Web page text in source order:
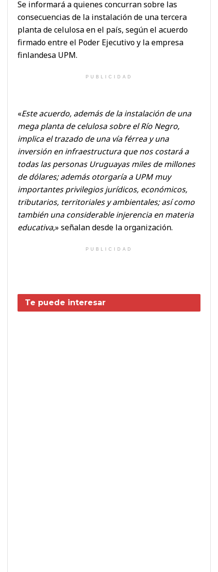
Se informará a quienes concurran sobre las
consecuencias de la instalación de una tercera
planta de celulosa en el país, según el acuerdo
firmado entre el Poder Ejecutivo y la empresa
finlandesa UPM.
PUBLICIDAD
«Este acuerdo, además de la instalación de una
mega planta de celulosa sobre el Río Negro,
implica el trazado de una vía férrea y una
inversión en infraestructura que nos costará a
todas las personas Uruguayas miles de millones
de dólares; además otorgaría a UPM muy
importantes privilegios jurídicos, económicos,
tributarios, territoriales y ambientales; así como
también una considerable injerencia en materia
educativa,» señalan desde la organización.
PUBLICIDAD
Te puede interesar